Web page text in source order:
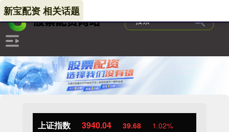
上证指数 3940.04 39.68 1.02%
新宝配资 相关话题